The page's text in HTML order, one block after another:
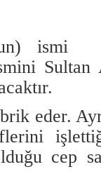
ismi
Sultan
eder.
cep